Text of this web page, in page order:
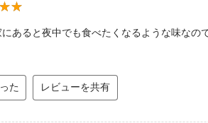
あると夜中でも食べたくなるような味なの
た レビューを共有